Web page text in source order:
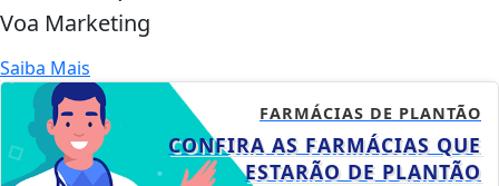
Voa Marketing
Saiba Mais
FARMÁCIAS DE PLANTÃO
CONFIRA AS FARMÁCIAS QUE
ESTARÃO DE PLANTÃO